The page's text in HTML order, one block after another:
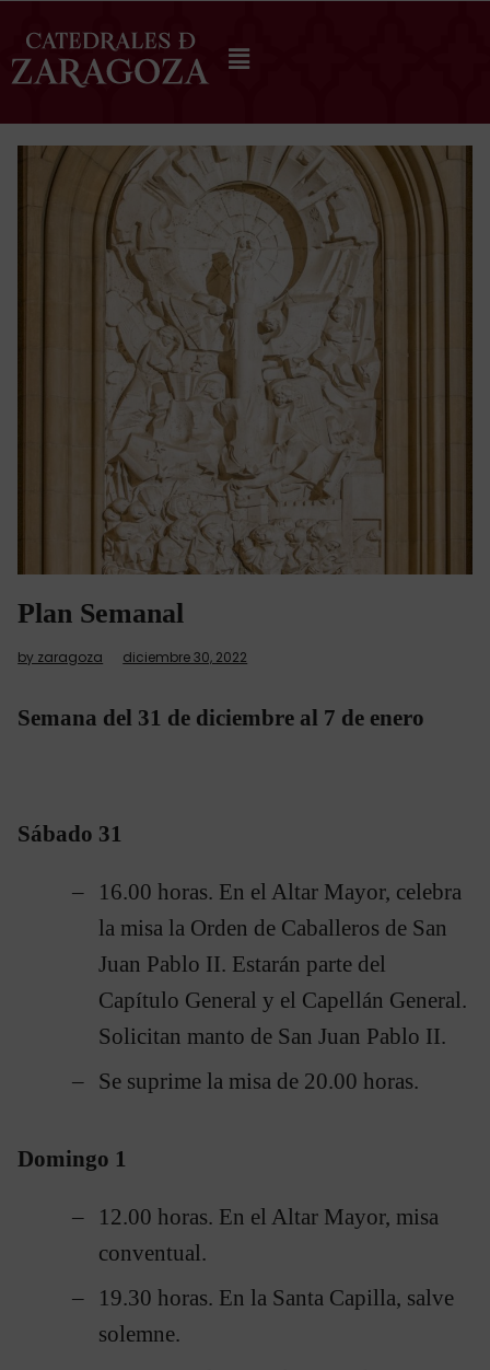
Plan Semanal
by zaragoza diciembre 30, 2022
Semana del 31 de diciembre al 7 de enero
Sábado 31
16.00 horas. En el Altar Mayor, celebra
la misa la Orden de Caballeros de San
Juan Pablo II. Estarán parte del
Capítulo General y el Capellán General.
Solicitan manto de San Juan Pablo II.
Se suprime la misa de 20.00 horas.
Domingo 1
12.00 horas. En el Altar Mayor, misa
conventual.
19.30 horas. En la Santa Capilla, salve
solemne.